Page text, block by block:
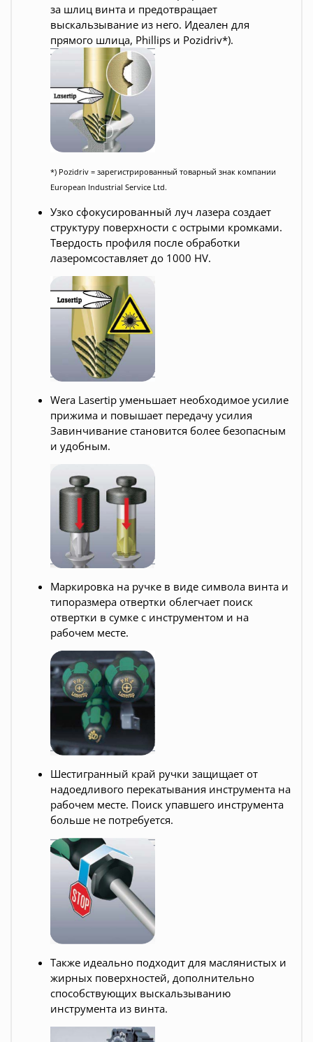
за шлиц винта и предотвращает
выскальзывание из него. Идеален для
прямого шлица, Phillips и Pozidriv*).
*) Pozidriv = зарегистрированный товарный знак компании
European Industrial Service Ltd.
Узко сфокусированный луч лазера создает
структуру поверхности с острыми кромками.
Твердость профиля после обработки
лазеромсоставляет до 1000 HV.
Wera Lasertip уменьшает необходимое усилие
прижима и повышает передачу усилия
Завинчивание становится более безопасным
и удобным.
Маркировка на ручке в виде символа винта и
типоразмера отвертки облегчает поиск
отвертки в сумке с инструментом и на
рабочем месте.
Шестигранный край ручки защищает от
надоедливого перекатывания инструмента на
рабочем месте. Поиск упавшего инструмента
больше не потребуется.
Также идеально подходит для маслянистых и
жирных поверхностей, дополнительно
способствующих выскальзыванию
инструмента из винта.